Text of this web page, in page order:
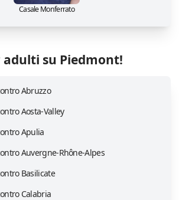
Casale Monferrato
su Piedmont!
Abruzzo
Aosta-Valley
Apulia
Auvergne-Rhône-Alpes
Basilicate
Calabria